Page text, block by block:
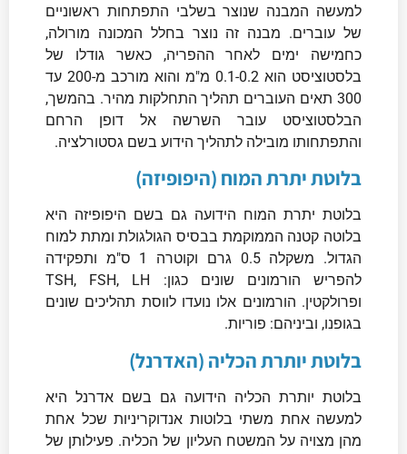
למעשה המבנה שנוצר בשלבי התפתחות ראשוניים
של עוברים. מבנה זה נוצר בחלל המכונה מורולה,
כחמישה ימים לאחר ההפריה, כאשר גודלו של
בלסטוציסט הוא 0.1-0.2 מ"מ והוא מורכב מ-200 עד
300 תאים העוברים תהליך התחלקות מהיר. בהמשך,
הבלסטוציסט עובר השרשה אל דופן הרחם
והתפתחותו מובילה לתהליך הידוע בשם גסטורלציה.
בלוטת יתרת המוח (היפופיזה)
בלוטת יתרת המוח הידועה גם בשם היפופיזה היא
בלוטה קטנה הממוקמת בבסיס הגולגולת ומתת למוח
הגדול. משקלה 0.5 גרם וקוטרה 1 ס"מ ותפקידה
להפריש הורמונים שונים כגון: TSH, FSH, LH
ופרולקטין. הורמונים אלו נועדו לווסת תהליכים שונים
בגופנו, וביניהם: פוריות.
בלוטת יותרת הכליה (האדרנל)
בלוטת יותרת הכליה הידועה גם בשם אדרנל היא
למעשה אחת משתי בלוטות אנדוקריניות שכל אחת
מהן מצויה על המשטח העליון של הכליה. פעילותן של